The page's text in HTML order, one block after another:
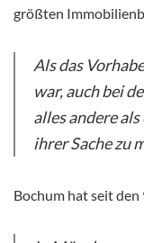
größten
Als das
war, auch bei
alles andere als
ihrer Sache zu
Bochum hat seit